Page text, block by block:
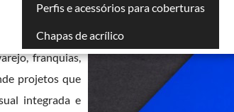
Perfis e acessórios para coberturas
Chapas de acrílico
de alumínio e
franquias,
projetos que
integrada e